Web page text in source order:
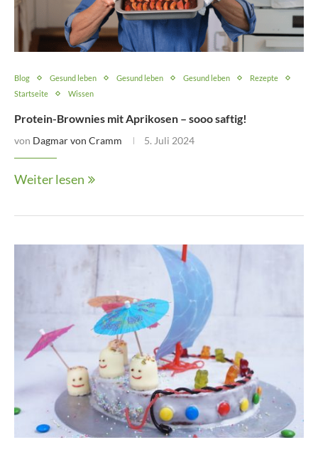
Blog Gesund leben Gesund leben Gesund leben
Rezepte
Startseite
Wissen
Protein-Brownies mit Aprikosen – sooo saftig!
von Dagmar von Cramm 5. Juli 2024
Weiter lesen